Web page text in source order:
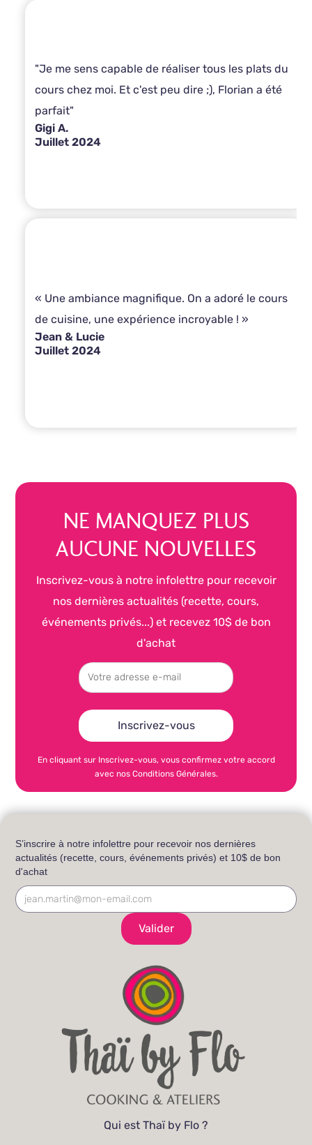
"Je me sens capable de réaliser tous les plats du
cours chez moi. Et c'est peu dire ;), Florian a été
parfait"
Gigi A.
Juillet 2024
« Une ambiance magnifique. On a adoré le cours
de cuisine, une expérience incroyable ! »
Jean & Lucie
Juillet 2024
NE MANQUEZ PLUS
AUCUNE NOUVELLES
Inscrivez-vous à notre infolettre pour recevoir
nos dernières actualités (recette, cours,
événements privés...) et recevez 10$ de bon
d'achat
En cliquant sur Inscrivez-vous, vous confirmez votre accord
avec nos Conditions Générales.
S’inscrire à notre infolettre pour recevoir nos dernières
actualités (recette, cours, événements privés) et 10$ de bon
d'achat
Qui est Thaï by Flo ?